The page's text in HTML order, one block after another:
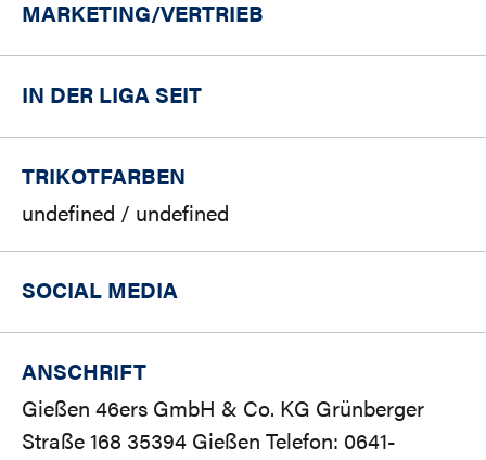
MARKETING/VERTRIEB
IN DER LIGA SEIT
TRIKOTFARBEN
undefined / undefined
SOCIAL MEDIA
ANSCHRIFT
Gießen 46ers GmbH & Co. KG Grünberger
Straße 168 35394 Gießen Telefon: 0641-